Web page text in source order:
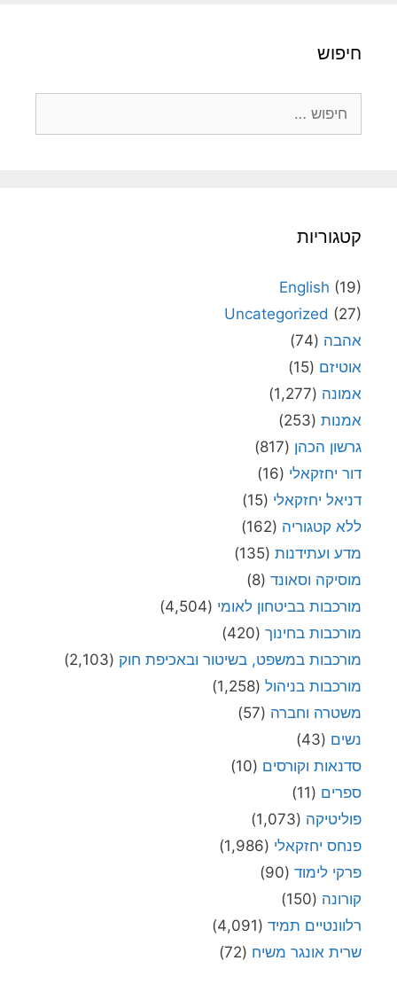
חיפוש
קטגוריות
English (19)
Uncategorized (27)
אהבה (74)
אוטיזם (15)
אמונה (1,277)
אמנות (253)
גרשון הכהן (817)
דור יחזקאלי (16)
דניאל יחזקאלי (15)
ללא קטגוריה (162)
מדע ועתידנות (135)
מוסיקה וסאונד (8)
מורכבות בביטחון לאומי (4,504)
מורכבות בחינוך (420)
מורכבות במשפט, בשיטור ובאכיפת חוק (2,103)
מורכבות בניהול (1,258)
משטרה וחברה (57)
נשים (43)
סדנאות וקורסים (10)
ספרים (11)
פוליטיקה (1,073)
פנחס יחזקאלי (1,986)
פרקי לימוד (90)
קורונה (150)
רלוונטיים תמיד (4,091)
שרית אונגר משיח (72)